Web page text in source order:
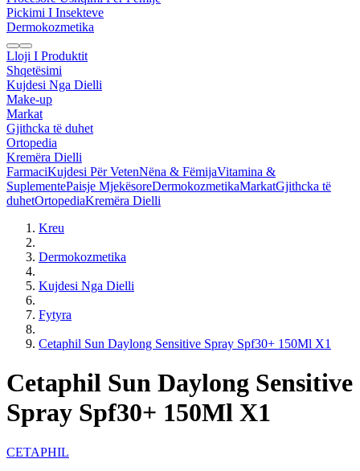
Pickimi I Insekteve
Dermokozmetika
Lloji I Produktit
Shqetësimi
Kujdesi Nga Dielli
Make-up
Markat
Gjithcka të duhet
Ortopedia
Kremëra Dielli
FarmaciKujdesi Për VetenNëna & FëmijaVitamina &
SuplementePaisje MjekësoreDermokozmetikaMarkatGjithcka të
duhetOrtopediaKremëra Dielli
Kreu
Dermokozmetika
Kujdesi Nga Dielli
Fytyra
Cetaphil Sun Daylong Sensitive Spray Spf30+ 150Ml X1
Cetaphil Sun Daylong Sensitive
Spray Spf30+ 150Ml X1
CETAPHIL